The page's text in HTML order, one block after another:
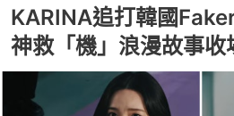
KARINA追打韓國
神救「機」浪漫故事收